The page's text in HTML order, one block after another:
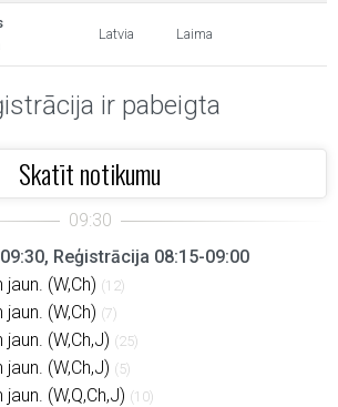
Latvia Laima
ir pabeigta
Skatīt notikumu
Reģistrācija 08:15-09:00
(W,Ch) (12)
(W,Ch) (7)
(W,Ch,J) (25)
(W,Ch,J) (5)
(W,Q,Ch,J) (10)